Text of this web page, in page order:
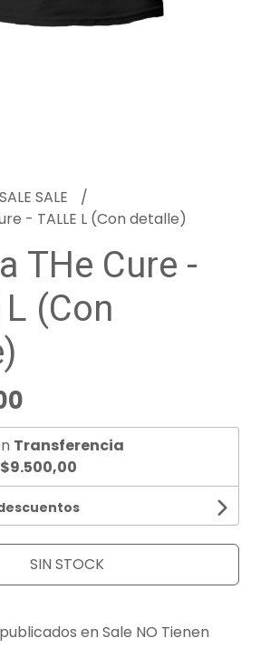
SALE
- TALLE L (Con detalle)
THe Cure -
(Con
Transferencia
$9.500,00
SIN STOCK
en Sale NO Tienen